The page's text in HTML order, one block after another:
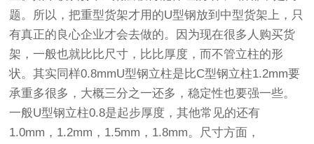
题。所以，把重型货架才用的U型钢放到中型货架上，只
有真正的良心企业才会去做的。因为现在很多人购买货
架，一般也就比比尺寸，比比厚度，而不管立柱的形
状。其实同样0.8mmU型钢立柱是比C型钢立柱1.2mm要
承重多很多，大概三分之一还多，稳定性也要强一些。
一般U型钢立柱0.8是起步厚度，其他常见的还有
1.0mm，1.2mm，1.5mm，1.8mm。尺寸方面，